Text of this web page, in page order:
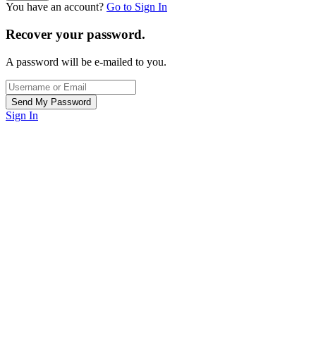
You have an account? Go to Sign In
Recover your password.
A password will be e-mailed to you.
Sign In